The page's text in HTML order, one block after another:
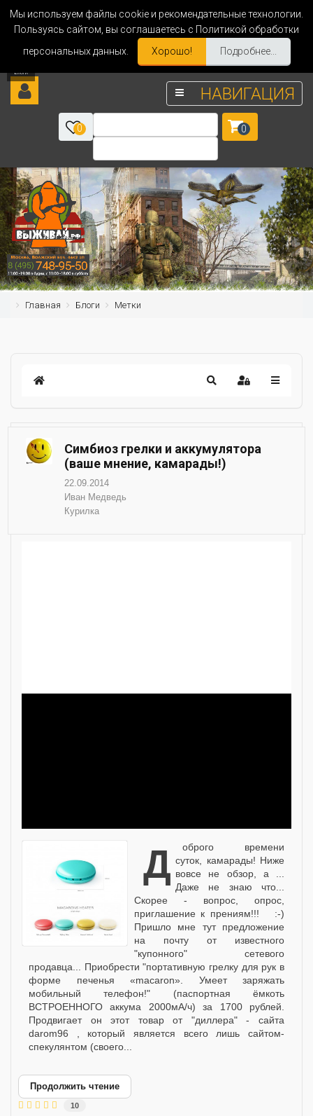
Мы используем файлы cookie и рекомендательные технологии.
Пользуясь сайтом, вы соглашаетесь с Политикой обработки
персональных данных.
Хорошо! Подробнее...
НАВИГАЦИЯ
0 0
Главная Блоги Метки
Симбиоз грелки и аккумулятора
(ваше мнение, камарады!)
22.09.2014
Иван Медведь
Курилка
Доброго времени суток, камарады! Ниже
вовсе не обзор, а ...
Даже не знаю что...
Скорее - вопрос, опрос,
приглашение к прениям!!! :-)
Пришло мне тут предложение
на почту от известного
"купонного" сетевого
продавца... Приобрести "портативную грелку для рук в
форме печенья «macaron». Умеет заряжать
мобильный телефон!" (паспортная ёмкоть
ВСТРОЕННОГО аккума 2000мА/ч) за 1700 рублей.
Продвигает он этот товар от "диллера" - сайта
darom96 , который является всего лишь сайтом-
спекулянтом (своего...
Продолжить чтение
10